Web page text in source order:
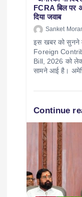
FCRA बिल पर
दिया जवाब
Sanket
इस खबर को सुनने
Foreign
Bill, 2026 को
सामने आई है।
Continue